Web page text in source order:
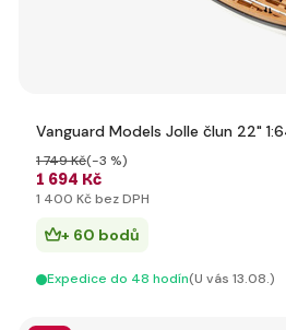
Vanguard Models Jolle člun 22"
1 694 Kč
1 749 Kč(-3 %)
1 400 Kč bez DPH
+ 60 bodů
Expedice do 48 hodín(U vás 13.08.)